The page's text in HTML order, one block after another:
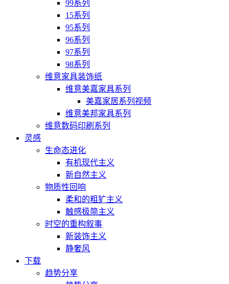
99系列
15系列
95系列
96系列
97系列
98系列
维意家具装饰纸
维意美嘉家具系列
美嘉家居系列视频
维意美邦家具系列
维意数码印刷系列
灵感
生命态进化
有机现代主义
新自然主义
物质性回响
柔和的粗犷主义
触感极简主义
时空的重构叙事
新装饰主义
静奢风
下载
趋势分享